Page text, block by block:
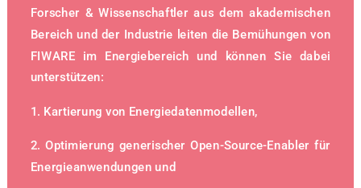
Forscher & Wissenschaftler aus dem akademischen
Bereich und der Industrie leiten die Bemühungen von
FIWARE im Energiebereich und können Sie dabei
unterstützen:
1. Kartierung von Energiedatenmodellen,
2. Optimierung generischer Open-Source-Enabler für
Energieanwendungen und